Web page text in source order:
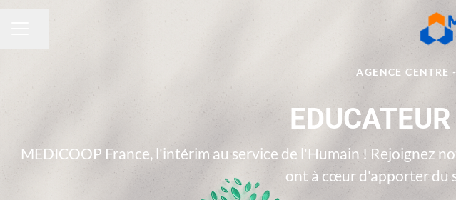
AGENCE CENTRE
MEDICOOP France, l'intérim au service de l'Humain ! Rejoignez
ont à cœur d'apporter du